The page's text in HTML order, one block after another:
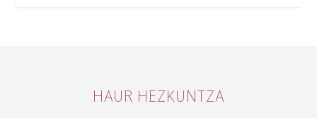
HAUR HEZKUNTZA